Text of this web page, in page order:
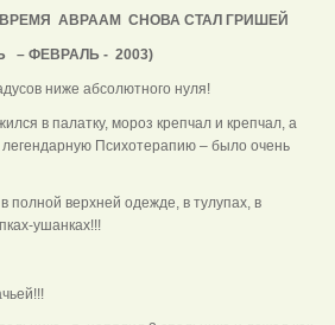
АВРААМ СНОВА СТАЛ ГРИШЕЙ
- 2003)
ниже абсолютного нуля!
в палатку, мороз крепчал и крепчал, а
Психотерапию – было очень
полной верхней одежде, в тулупах, в
ушанках!!!